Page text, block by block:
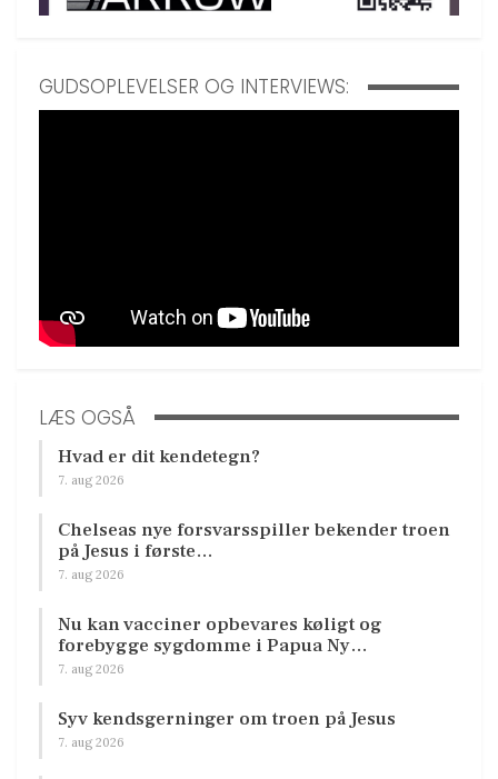
GUDSOPLEVELSER OG INTERVIEWS:
LÆS OGSÅ
Hvad er dit kendetegn?
7. aug 2026
Chelseas nye forsvarsspiller bekender troen
på Jesus i første…
7. aug 2026
Nu kan vacciner opbevares køligt og
forebygge sygdomme i Papua Ny…
7. aug 2026
Syv kendsgerninger om troen på Jesus
7. aug 2026